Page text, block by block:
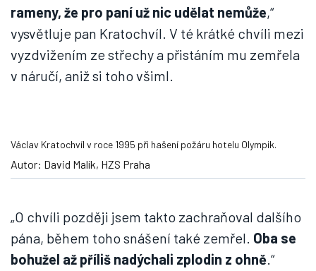
rameny, že pro paní už nic udělat nemůže,“
vysvětluje pan Kratochvíl. V té krátké chvíli mezi
vyzdvižením ze střechy a přistáním mu zemřela
v náručí, aniž si toho všiml.
Václav Kratochvíl v roce 1995 při hašení požáru hotelu Olympik.
Autor: David Malík, HZS Praha
„O chvíli později jsem takto zachraňoval dalšího
pána, během toho snášení také zemřel. Oba se
bohužel až příliš nadýchali zplodin z ohně.“